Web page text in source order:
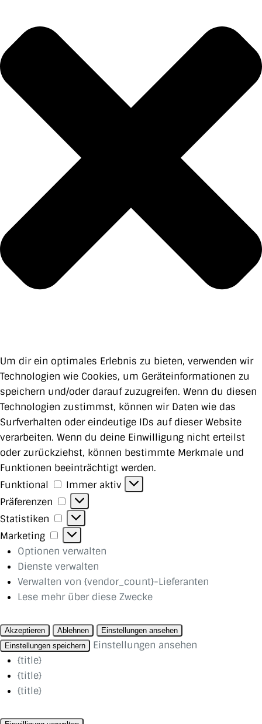
Um dir ein optimales Erlebnis zu bieten, verwenden wir
Technologien wie Cookies, um Geräteinformationen zu
speichern und/oder darauf zuzugreifen. Wenn du diesen
Technologien zustimmst, können wir Daten wie das
Surfverhalten oder eindeutige IDs auf dieser Website
verarbeiten. Wenn du deine Einwilligung nicht erteilst
oder zurückziehst, können bestimmte Merkmale und
Funktionen beeinträchtigt werden.
Funktional
Funktional
Immer aktiv
Präferenzen
Präferenzen
Statistiken
Statistiken
Marketing
Marketing
Optionen verwalten
Dienste verwalten
Verwalten von {vendor_count}-Lieferanten
Lese mehr über diese Zwecke
Akzeptieren Ablehnen
Einstellungen ansehen
Einstellungen speichern
Einstellungen ansehen
{title}
{title}
{title}